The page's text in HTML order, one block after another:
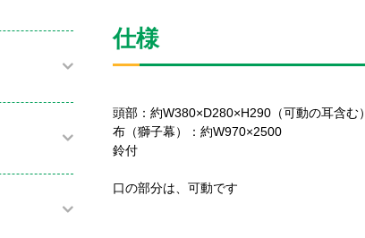
仕様
頭部：約W380×D280×H290（可動の耳含む）
布（獅子幕）：約W970×2500
鈴付
口の部分は、可動です